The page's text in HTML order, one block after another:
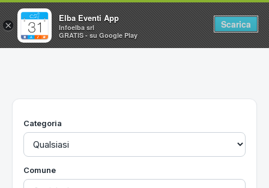
Home
Utilità
Categoria
Comune
×
Elba Eventi App
Infoelba srl
GRATIS - su Google Play
Scarica